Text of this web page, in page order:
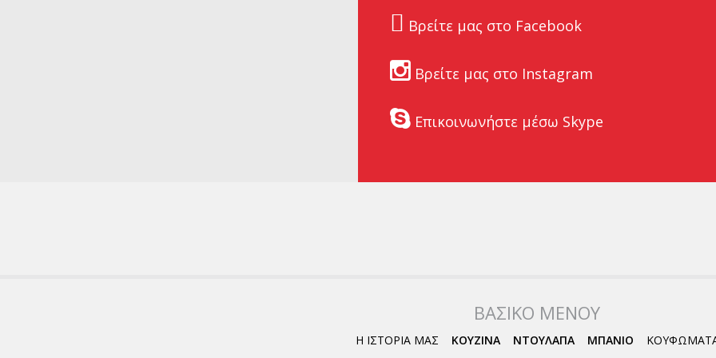
Βρείτε μας στο Facebook
Βρείτε μας στο Instagram
Επικοινωνήστε μέσω Skype
ΒΑΣΙΚΟ ΜΕΝΟΥ
Η ΙΣΤΟΡΙΑ ΜΑΣ ΚΟΥΖΙΝΑ ΝΤΟΥΛΑΠΑ ΜΠΑΝΙΟ